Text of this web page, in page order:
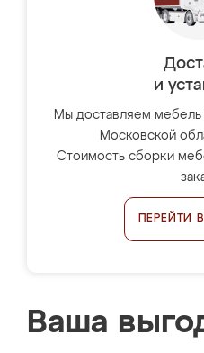
и
Мы доставляем
Московской
Стоимость сборки
ПЕРЕЙТИ
Ваша